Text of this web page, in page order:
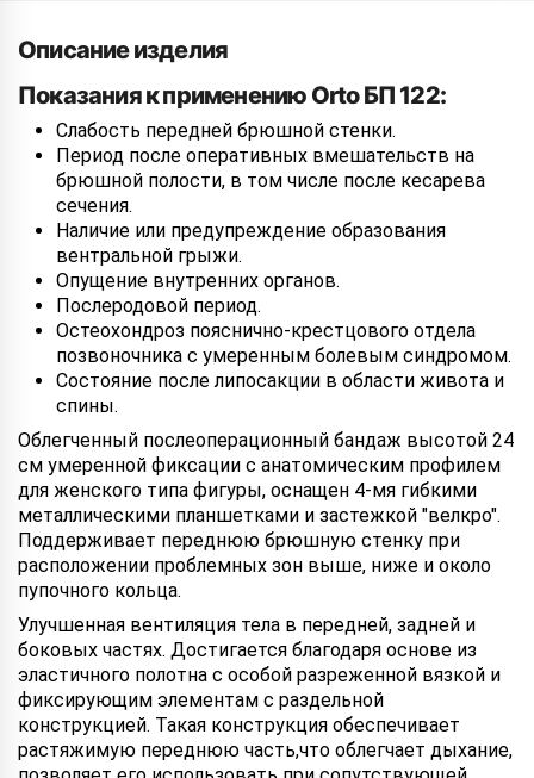
Описание изделия
Показания к применению Orto БП 122:
Слабость передней брюшной стенки.
Период после оперативных вмешательств на
брюшной полости, в том числе после кесарева
сечения.
Наличие или предупреждение образования
вентральной грыжи.
Опущение внутренних органов.
Послеродовой период.
Остеохондроз пояснично-крестцового отдела
позвоночника с умеренным болевым синдромом.
Состояние после липосакции в области живота и
спины.
Облегченный послеоперационный бандаж высотой 24
см умеренной фиксации с анатомическим профилем
для женского типа фигуры, оснащен 4-мя гибкими
металлическими планшетками и застежкой "велкро".
Поддерживает переднюю брюшную стенку при
расположении проблемных зон выше, ниже и около
пупочного кольца.
Улучшенная вентиляция тела в передней, задней и
боковых частях. Достигается благодаря основе из
эластичного полотна с особой разреженной вязкой и
фиксирующим элементам с раздельной
конструкцией. Такая конструкция обеспечивает
растяжимую переднюю часть,что облегчает дыхание,